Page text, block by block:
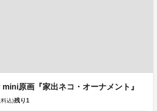
原画『家出ネコ・オーナメント』
込)残り1